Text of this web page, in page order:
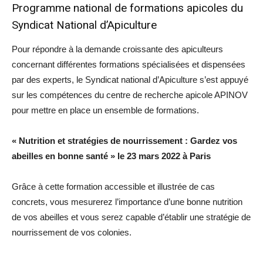
Programme national de formations apicoles du
Syndicat National d’Apiculture
Pour répondre à la demande croissante des apiculteurs
concernant différentes formations spécialisées et dispensées
par des experts, le Syndicat national d’Apiculture s’est appuyé
sur les compétences du centre de recherche apicole APINOV
pour mettre en place un ensemble de formations.
« Nutrition et stratégies de nourrissement : Gardez vos
abeilles en bonne santé » le 23 mars 2022 à Paris
Grâce à cette formation accessible et illustrée de cas
concrets, vous mesurerez l’importance d’une bonne nutrition
de vos abeilles et vous serez capable d’établir une stratégie de
nourrissement de vos colonies.